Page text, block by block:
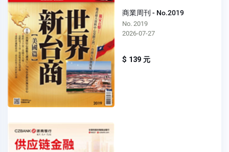
商業周刊 - No.2019
No. 2019
2026-07-27
$ 139 元